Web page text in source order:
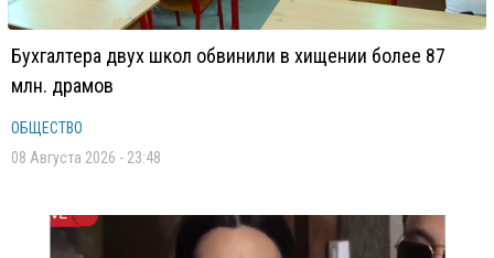
Бухгалтера двух школ обвинили в хищении более 87
млн. драмов
ОБЩЕСТВО
08 Августа 2026 - 23:48